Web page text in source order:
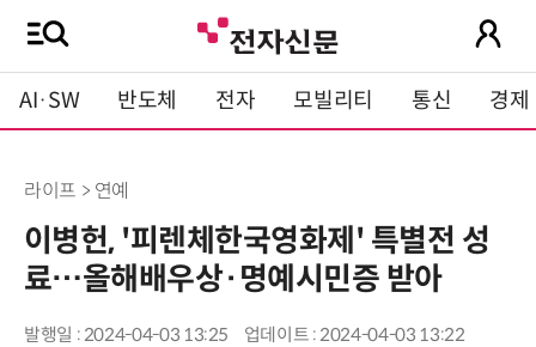
AI·SW 반도체 전자 모빌리티 통신 경제
라이프 > 연예
이병헌, '피렌체한국영화제' 특별전 성
료…올해배우상·명예시민증 받아
발행일 : 2024-04-03 13:25 업데이트 : 2024-04-03 13:22